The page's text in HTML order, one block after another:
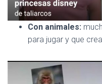
Con animales:
para jugar y que